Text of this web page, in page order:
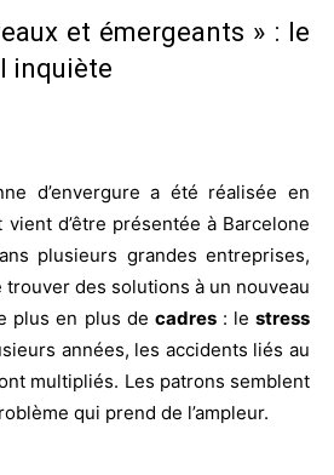
et émergeants » : le
inquiète
d’envergure a été réalisée en
d’être présentée à Barcelone
plusieurs grandes entreprises,
des solutions à un nouveau
plus en plus de cadres: lestress
années, les accidents liés au
multipliés. Les patrons semblent
qui prend de l’ampleur.